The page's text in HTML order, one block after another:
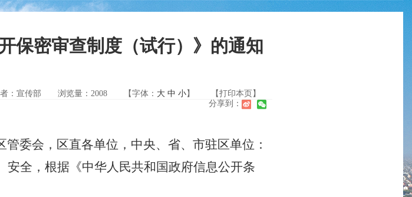
保密审查制度（试行）》的通知
：宣传部 浏览量： 2008 【字体： 大 中 小】
【打印本页】
分享到：
委会，区直各单位，中央、省、市驻区单位：
全，根据《中华人民共和国政府信息公开条